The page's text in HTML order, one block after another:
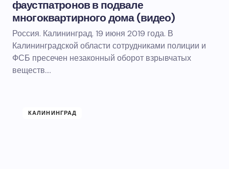
фаустпатронов в подвале
многоквартирного дома (видео)
Россия. Калининград. 19 июня 2019 года. В
Калининградской области сотрудниками полиции и
ФСБ пресечен незаконный оборот взрывчатых
веществ.…
КАЛИНИНГРАД